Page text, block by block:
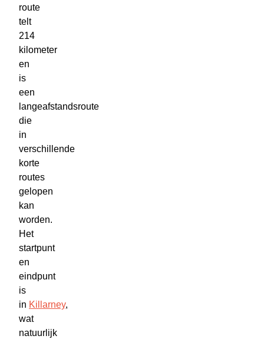
route
telt
214
kilometer
en
is
een
langeafstandsroute
die
in
verschillende
korte
routes
gelopen
kan
worden.
Het
startpunt
en
eindpunt
is
in Killarney,
wat
natuurlijk